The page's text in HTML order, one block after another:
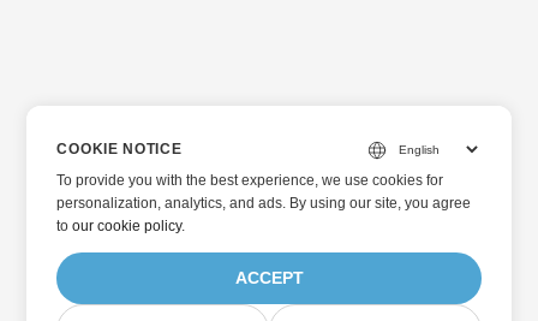
COOKIE NOTICE
To provide you with the best experience, we use cookies for
personalization, analytics, and ads. By using our site, you agree
toour cookie policy.
ACCEPT